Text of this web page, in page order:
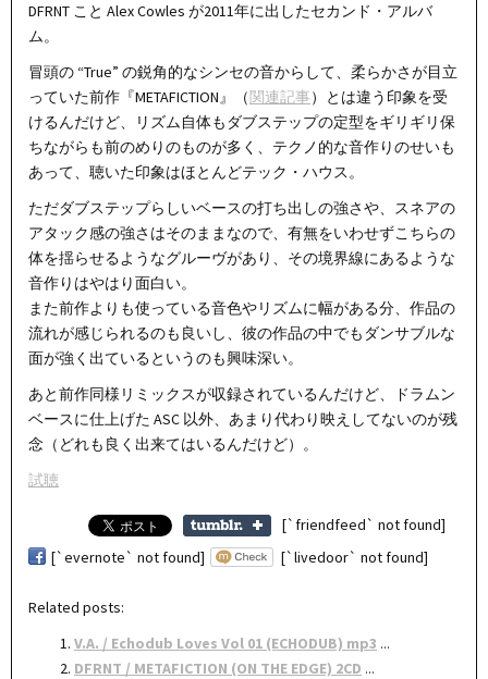
DFRNT こと Alex Cowles が2011年に出したセカンド・アルバ
ム。
冒頭の “True” の鋭角的なシンセの音からして、柔らかさが目立
っていた前作『METAFICTION』（関連記事）とは違う印象を受
けるんだけど、リズム自体もダブステップの定型をギリギリ保
ちながらも前のめりのものが多く、テクノ的な音作りのせいも
あって、聴いた印象はほとんどテック・ハウス。
ただダブステップらしいベースの打ち出しの強さや、スネアの
アタック感の強さはそのままなので、有無をいわせずこちらの
体を揺らせるようなグルーヴがあり、その境界線にあるような
音作りはやはり面白い。
また前作よりも使っている音色やリズムに幅がある分、作品の
流れが感じられるのも良いし、彼の作品の中でもダンサブルな
面が強く出ているというのも興味深い。
あと前作同様リミックスが収録されているんだけど、ドラムン
ベースに仕上げた ASC 以外、あまり代わり映えしてないのが残
念（どれも良く出来てはいるんだけど）。
試聴
[`friendfeed` not found]
[`evernote` not found]
[`livedoor` not found]
Related posts:
V.A. / Echodub Loves Vol 01 (ECHODUB) mp3 ...
DFRNT / METAFICTION (ON THE EDGE) 2CD ...